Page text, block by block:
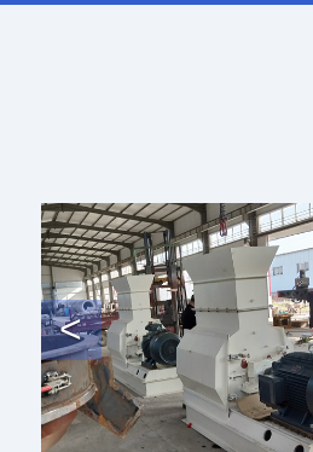
<Previous